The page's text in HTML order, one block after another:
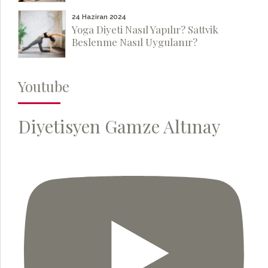
24 Haziran 2024
Yoga Diyeti Nasıl Yapılır? Sattvik
Beslenme Nasıl Uygulanır?
Youtube
Diyetisyen Gamze Altınay